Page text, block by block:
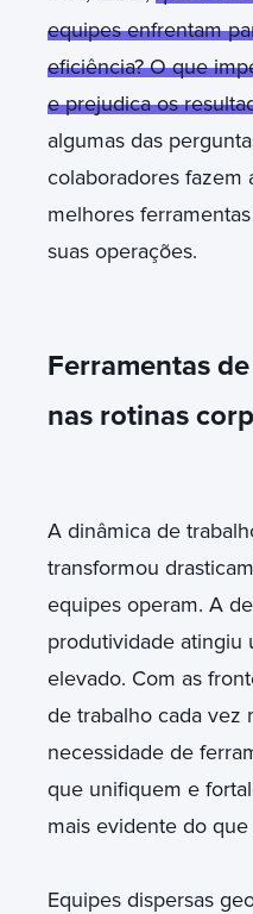
equipes enfrentam
eficiência? O que
e prejudica os
algumas das
colaboradores fazem
melhores
suas operações.
Ferramentas
nas rotinas
A dinâmica de
transformou
equipes operam. A
produtividade atingiu
elevado. Com as
de trabalho cada vez
necessidade de
que unifiquem e
mais evidente do que
Equipes dispersas